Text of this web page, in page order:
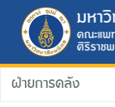
ฝ่ายการคลัง